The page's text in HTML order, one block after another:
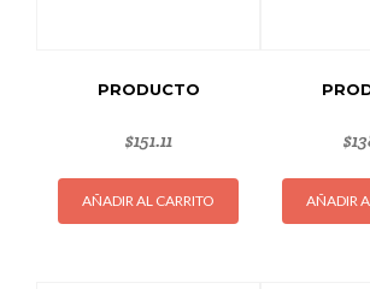
PRODUCTO
$151.11
AÑADIR AL CARRITO
$
AÑADIR